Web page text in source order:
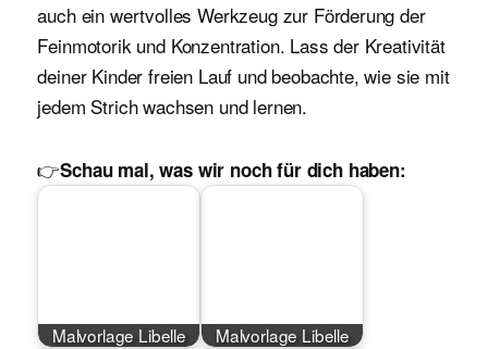
auch ein wertvolles Werkzeug zur Förderung der
Feinmotorik und Konzentration. Lass der Kreativität
deiner Kinder freien Lauf und beobachte, wie sie mit
jedem Strich wachsen und lernen.
👉Schau mal, was wir noch für dich haben:
Malvorlage Libelle Malvorlage Libelle